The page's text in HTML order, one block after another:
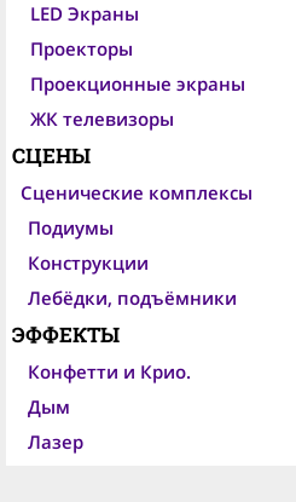
LED Экраны
Проекторы
Проекционные экраны
ЖК телевизоры
СЦЕНЫ
Сценические комплексы
Подиумы
Конструкции
Лебёдки, подъёмники
ЭФФЕКТЫ
Конфетти и Крио.
Дым
Лазер